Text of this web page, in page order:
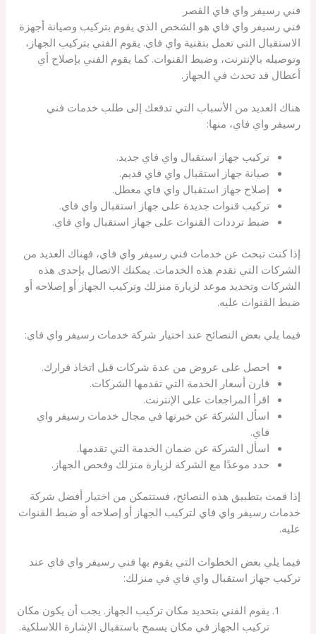
فني رسيفر واي فاي القصر
فني رسيفر واي فاي هو الشخص الذي يقوم بتركيب وصيانة أجهزة
الاستقبال التي تعمل بتقنية واي فاي. يقوم الفني بتركيب الجهاز،
وتوصيله بالإنترنت، وضبط القنوات. كما يقوم الفني بإصلاح أي
أعطال قد تحدث في الجهاز.
هناك العديد من الأسباب التي تدفعك إلى طلب خدمات فني
رسيفر واي فاي، منها:
تركيب جهاز استقبال واي فاي جديد.
صيانة جهاز استقبال واي فاي قديم.
إصلاح جهاز استقبال واي فاي معطل.
تركيب قنوات جديدة على جهاز استقبال واي فاي.
ضبط ترددات القنوات على جهاز استقبال واي فاي.
إذا كنت تبحث عن خدمات فني رسيفر واي فاي، فهناك العديد من
الشركات التي تقدم هذه الخدمات. يمكنك الاتصال بإحدى هذه
الشركات وتحديد موعد لزيارة منزلك وتركيب الجهاز أو إصلاحه أو
ضبط القنوات عليه.
فيما يلي بعض النصائح عند اختيار شركة خدمات رسيفر واي فاي:
احصل على عروض من عدة شركات قبل اتخاذ قرارك.
قارن أسعار الخدمة التي تقدمها الشركات.
اقرأ المراجعات على الإنترنت.
اسأل الشركة عن خبرتها في مجال خدمات رسيفر واي
فاي.
اسأل الشركة عن ضمان الخدمة التي تقدمها.
حدد موعدًا مع الشركة لزيارة منزلك وفحص الجهاز.
إذا قمت بتطبيق هذه النصائح، فستتمكن من اختيار أفضل شركة
خدمات رسيفر واي فاي لتركيب الجهاز أو إصلاحه أو ضبط القنوات
عليه.
فيما يلي بعض الخطوات التي يقوم بها فني رسيفر واي فاي عند
تركيب جهاز استقبال واي فاي في منزلك:
يقوم الفني بتحديد مكان تركيب الجهاز. يجب أن يكون مكان
تركيب الجهاز في مكان يسمح باستقبال الإشارة اللاسلكية.